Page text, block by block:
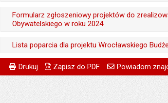
Odpowiedzialny za treść:
Data wytworzenia:
Opublikował w BIP:
Data opublikowania:
Liczba pobrań:
Formularz zgłoszeniowy projektów do
Obywatelskiego w roku 2024
Odpowiedzialny za treść:
Data wytworzenia:
Opublikował w BIP:
Lista poparcia dla projektu Wrocławskiego
Odpowiedzialny za treść:
Data wytworzenia:
Metryczka
Odpowiedzialny za treść:
Powiadom znajomego Powiadom znajomego
Twoje imię i nazwisko
Drukuj Zapisz do PDF Powiadom